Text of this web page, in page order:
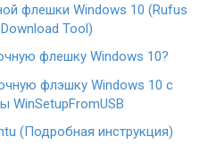
флешки Windows 10 (Rufus
Tool)
флешку Windows 10?
флэшку Windows 10 с
(Подробная инструкция)